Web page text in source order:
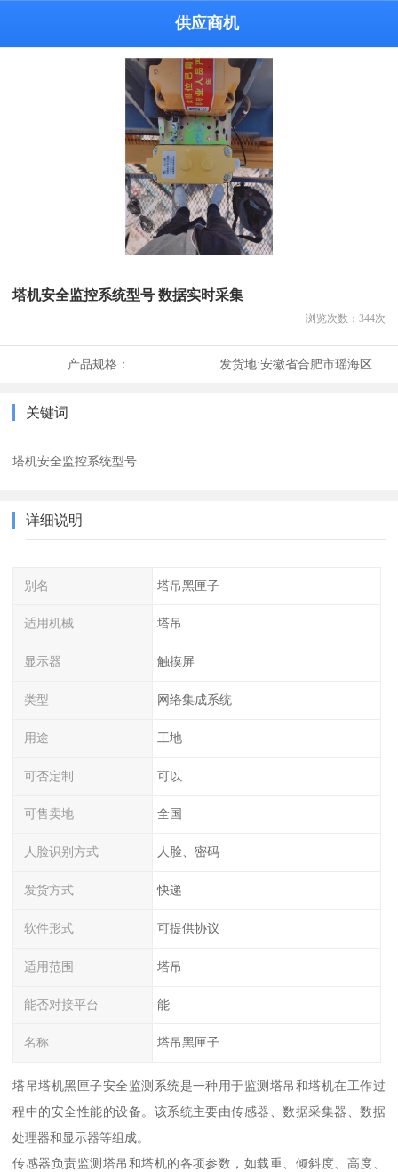
供应商机
塔机安全监控系统型号 数据实时采集
浏览次数： 344次
产品规格： 发货地:安徽省合肥市瑶海区
关键词
塔机安全监控系统型号
详细说明
别名 塔吊黑匣子
适用机械 塔吊
显示器 触摸屏
类型 网络集成系统
用途 工地
可否定制 可以
可售卖地 全国
人脸识别方式 人脸、密码
发货方式 快递
软件形式 可提供协议
适用范围 塔吊
能否对接平台 能
名称 塔吊黑匣子
塔吊塔机黑匣子安全监测系统是一种用于监测塔吊和塔机在工作过
程中的安全性能的设备。该系统主要由传感器、数据采集器、数据
处理器和显示器等组成。
传感器负责监测塔吊和塔机的各项参数，如载重、倾斜度、高度、